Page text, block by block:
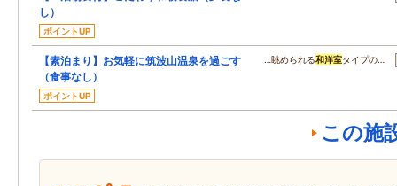
し）
ポイントUP
【素泊まり】お気軽に筑波山温泉を過ごす
（食事なし）
ポイントUP
…眺められる和洋室タイプの…
この施